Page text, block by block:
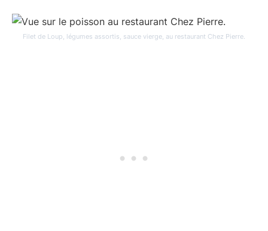
Filet de Loup, légumes assortis, sauce vierge, au restaurant Chez Pierre.